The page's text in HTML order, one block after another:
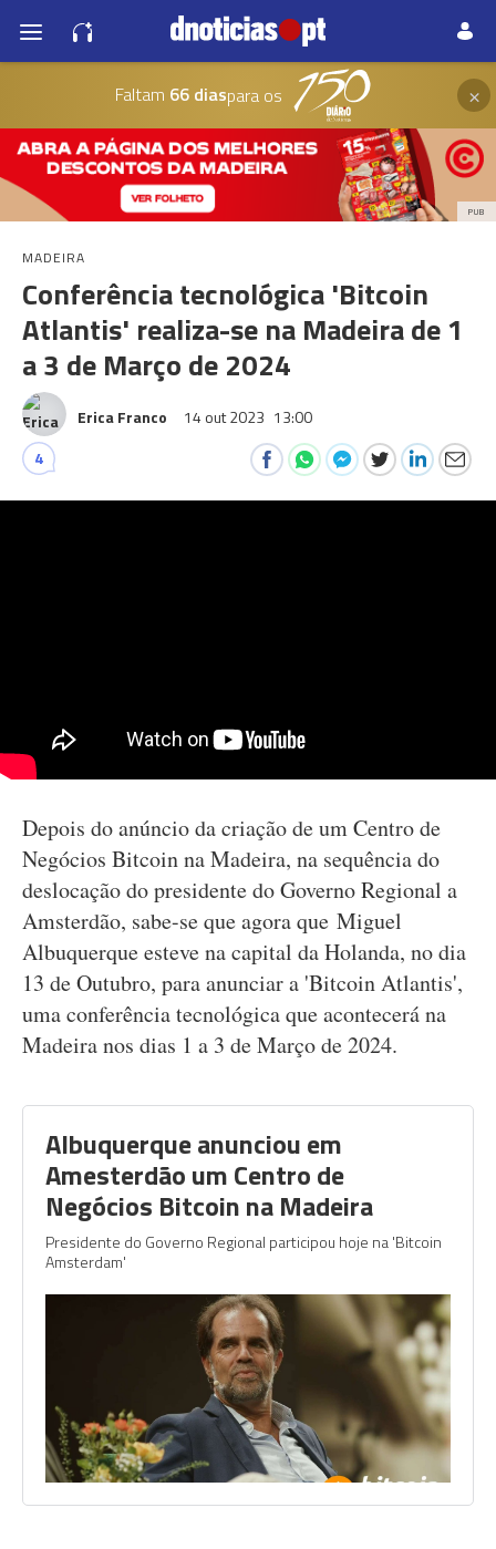
Faltam 66 diaspara os ×
PUB
MADEIRA
Conferência tecnológica 'Bitcoin
Atlantis' realiza-se na Madeira de 1
a 3 de Março de 2024
Erica Franco 14 out 2023 13:00
4
Depois do anúncio da criação de um Centro de
Negócios Bitcoin na Madeira, na sequência do
deslocação do presidente do Governo Regional a
Amsterdão, sabe-se que agora que Miguel
Albuquerque esteve na capital da Holanda, no dia
13 de Outubro, para anunciar a 'Bitcoin Atlantis',
uma conferência tecnológica que acontecerá na
Madeira nos dias 1 a 3 de Março de 2024.
Albuquerque anunciou em
Amesterdão um Centro de
Negócios Bitcoin na Madeira
Presidente do Governo Regional participou hoje na 'Bitcoin
Amsterdam'